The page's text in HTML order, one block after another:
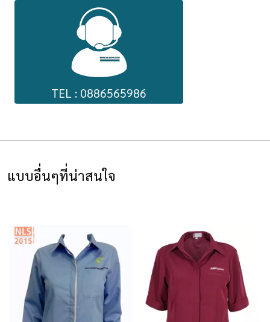
TEL : 0886565986
แบบอื่นๆที่น่าสนใจ